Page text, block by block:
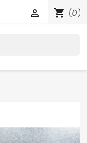
shopping_cart (0)
